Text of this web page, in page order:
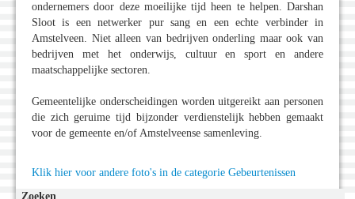
ondernemers door deze moeilijke tijd heen te helpen. Darshan
Sloot is een netwerker pur sang en een echte verbinder in
Amstelveen. Niet alleen van bedrijven onderling maar ook van
bedrijven met het onderwijs, cultuur en sport en andere
maatschappelijke sectoren.
Gemeentelijke onderscheidingen worden uitgereikt aan personen
die zich geruime tijd bijzonder verdienstelijk hebben gemaakt
voor de gemeente en/of Amstelveense samenleving.
Klik hier voor andere foto's in de categorie Gebeurtenissen
Zoeken